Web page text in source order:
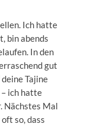
Ich hatte
bin abends
In den
gut
Tajine
ich hatte
Nächstes Mal
so, dass